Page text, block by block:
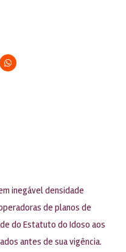
inegável densidade
de planos de
do Estatuto do Idoso aos
antes de sua vigência.